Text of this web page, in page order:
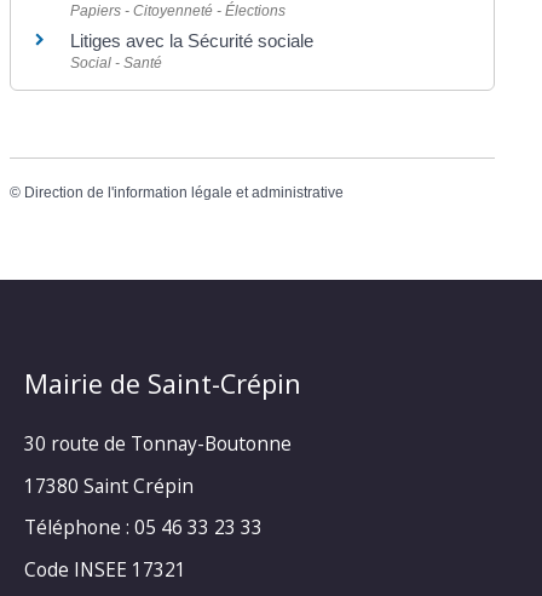
Papiers - Citoyenneté - Élections
Litiges avec la Sécurité sociale
Social - Santé
© Direction de l'information légale et administrative
Mairie de Saint-Crépin
30 route de Tonnay-Boutonne
17380 Saint Crépin
Téléphone : 05 46 33 23 33
Code INSEE 17321